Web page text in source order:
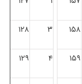
۱۵۸ ۳ ۱۲۸
۱۵۹ ۴ ۱۲۹